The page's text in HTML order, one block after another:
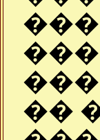
��